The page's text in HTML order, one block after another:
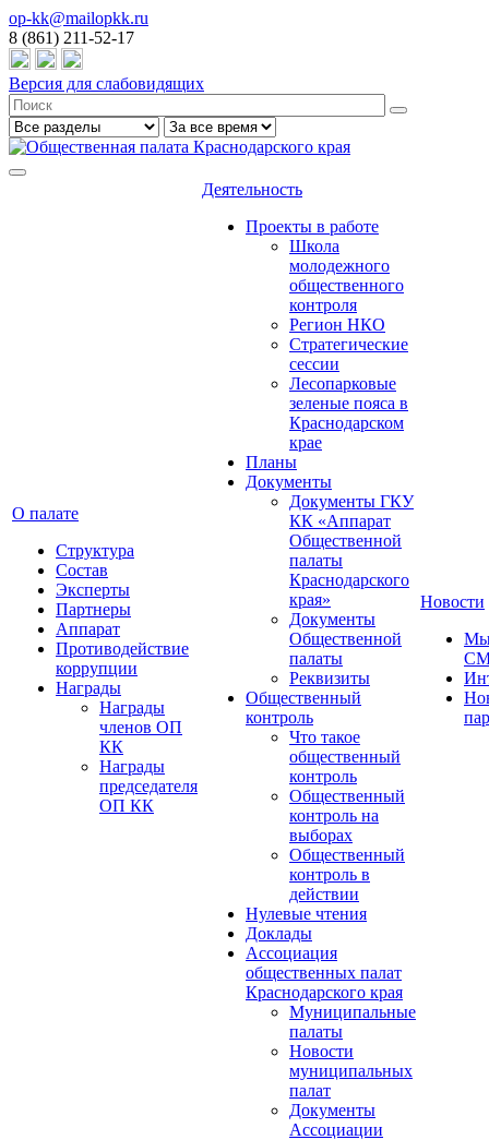
op-kk@mailopkk.ru
8 (861) 211-52-17
Версия для слабовидящих
О палате
Структура
Состав
Эксперты
Партнеры
Аппарат
Противодействие
коррупции
Награды
Награды
членов ОП
КК
Награды
председателя
ОП КК
Деятельность
Проекты в работе
Школа
молодежного
общественного
контроля
Регион НКО
Стратегические
сессии
Лесопарковые
зеленые пояса в
Краснодарском
крае
Планы
Документы
Документы ГКУ
КК «Аппарат
Общественной
палаты
Краснодарского
края»
Документы
Общественной
палаты
Реквизиты
Общественный
контроль
Что такое
общественный
контроль
Общественный
контроль на
выборах
Общественный
контроль в
действии
Нулевые чтения
Доклады
Ассоциация
общественных палат
Краснодарского края
Муниципальные
палаты
Новости
муниципальных
палат
Документы
Ассоциации
Новости